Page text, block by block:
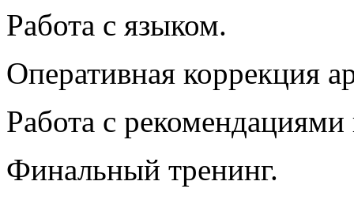
Работа с языком.
Оперативная коррекция
Работа с
Финальный тренинг.